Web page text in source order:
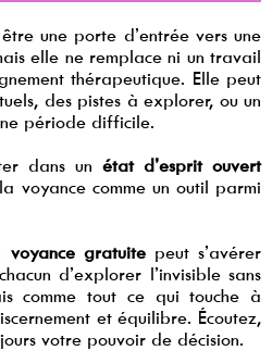
une porte d’entrée vers une
elle ne remplace ni un travail
thérapeutique. Elle peut
des pistes à explorer, ou un
période difficile.
dans un état d’esprit ouvert
voyance comme un outil parmi
voyance gratuitepeut s’avérer
d’explorer l’invisible sans
comme tout ce qui touche à
et équilibre. Écoutez,
votre pouvoir de décision.